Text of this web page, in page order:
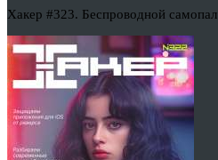
Хакер #323. Беспроводной самопал